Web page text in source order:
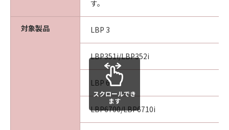
す。
対象製品 LBP 3
LBP351i/LBP352i
LBP 6
LBP6700/LBP6710i
スクロールでき
ます